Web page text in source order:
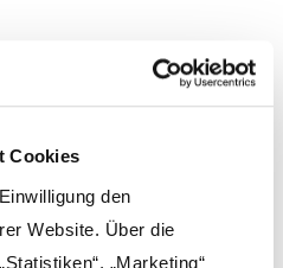
Cookies
den
Website. Über die
„Marketing“